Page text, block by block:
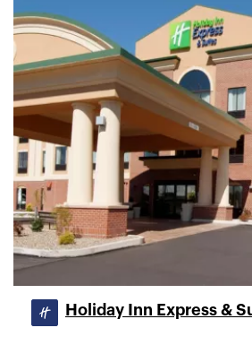
Holiday Inn Express &